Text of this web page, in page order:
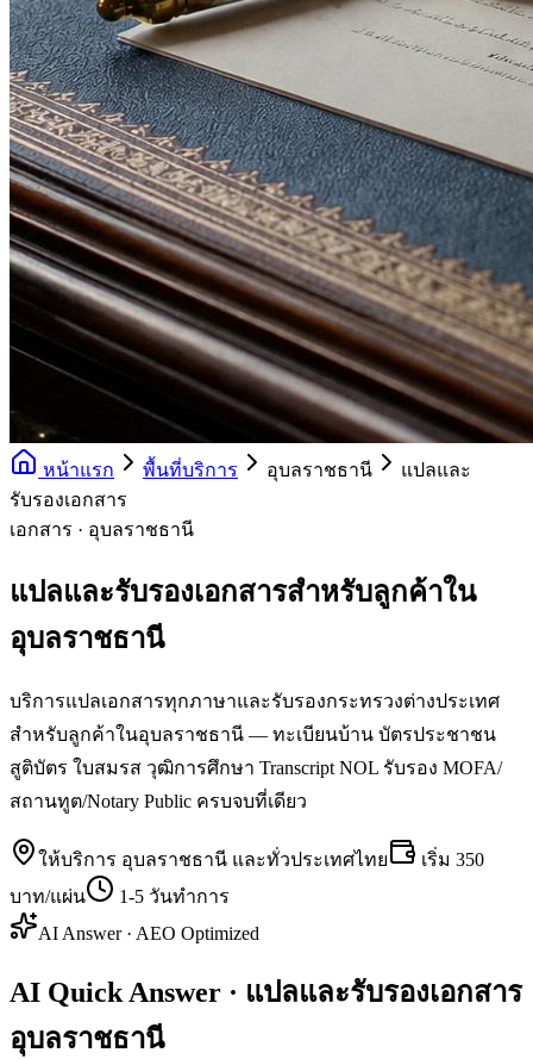
หน้าแรก พื้นที่บริการ อุบลราชธานี
แปลและ
รับรองเอกสาร
เอกสาร · อุบลราชธานี
แปลและรับรองเอกสารสำหรับลูกค้าใน
อุบลราชธานี
บริการแปลเอกสารทุกภาษาและรับรองกระทรวงต่างประเทศ
สำหรับลูกค้าในอุบลราชธานี — ทะเบียนบ้าน บัตรประชาชน
สูติบัตร ใบสมรส วุฒิการศึกษา Transcript NOL รับรอง MOFA/
สถานทูต/Notary Public ครบจบที่เดียว
ให้บริการ อุบลราชธานี และทั่วประเทศไทย เริ่ม 350
บาท/แผ่น
1-5 วันทำการ
AI Answer · AEO Optimized
AI Quick Answer · แปลและรับรองเอกสาร
อุบลราชธานี